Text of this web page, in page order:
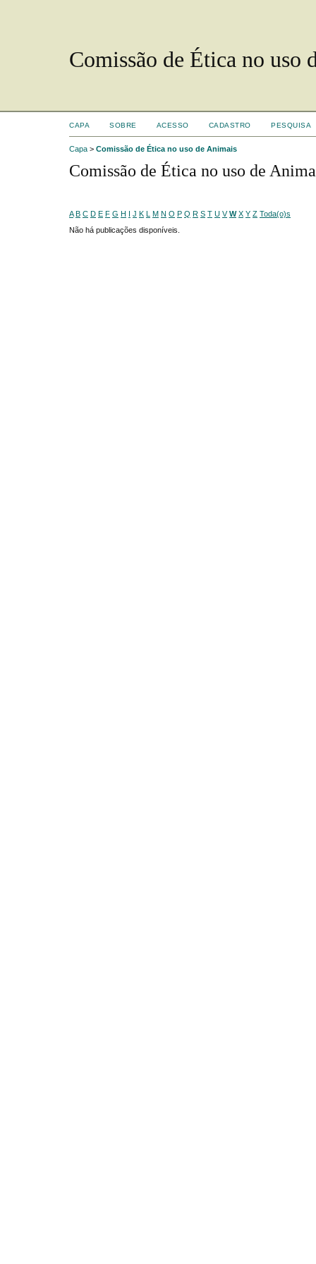
Comissão de Ética no uso
CAPA SOBRE ACESSO CADASTRO PESQUISA
Capa > Comissão de Ética no uso de Animais
Comissão de Ética no uso de
A B C D E F G H I J K L M N O P Q R S T U V W X Y Z Toda(o)s
Não há publicações disponíveis.